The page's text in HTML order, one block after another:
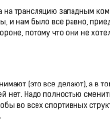
на трансляцию западным
и нам было все равно,
потому что они не
(это все делают), а в
нет. Надо полностью
во всех спортивных